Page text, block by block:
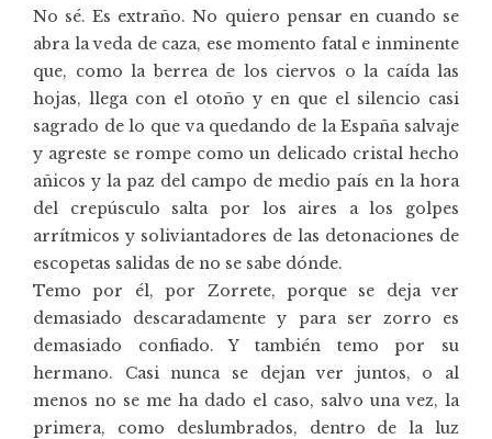
No sé. Es extraño. No quiero pensar en cuando se
abra la veda de caza, ese momento fatal e inminente
que, como la berrea de los ciervos o la caída las
hojas, llega con el otoño y en que el silencio casi
sagrado de lo que va quedando de la España salvaje
y agreste se rompe como un delicado cristal hecho
añicos y la paz del campo de medio país en la hora
del crepúsculo salta por los aires a los golpes
arrítmicos y soliviantadores de las detonaciones de
escopetas salidas de no se sabe dónde.
Temo por él, por Zorrete, porque se deja ver
demasiado descaradamente y para ser zorro es
demasiado confiado. Y también temo por su
hermano. Casi nunca se dejan ver juntos, o al
menos no se me ha dado el caso, salvo una vez, la
primera, como deslumbrados, dentro de la luz